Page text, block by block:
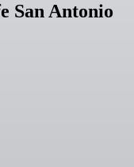
San Antonio